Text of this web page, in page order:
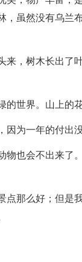
，虽然没有乌兰
，树木长出了
世界。山上的花
为一年的付出没
也会不出来了
那么好；但是